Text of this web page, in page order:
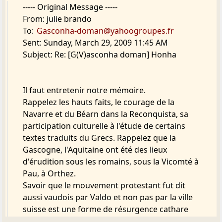
> sait si le Limousin et la Provence sont des
pays chers à l'Aragon), ils
> entonnèrent le "Se Canta" en version
languedocienne et que le public ne
> parvint pas à reprendre ce supposé hymne
>
> J'ai d'autres anecdotes sordides de ce genre.
Ca vous dit mon compte-rendu
> d'obsèques dans un petit village béarnais
lors desquelles, hormis un groupe
> de personnes âgées qui font la tournée des
enterrements dans ce but, j'étais
> le seul à savoir chanter Bona Mair deu Bon
Diu car le curé avait distribué un
> prospectus dans une graphie bizarre ?
>
----- Original Message -----
From: julie brando
To: Gasconha-doman@yahoogroupes.fr
Sent: Sunday, March 29, 2009 11:45 AM
Subject: Re: [G(V)asconha doman] Honha
Il faut entretenir notre mémoire.
Rappelez les hauts faits, le courage de la
Navarre et du Béarn dans la Reconquista, sa
participation culturelle à l'étude de certains
textes traduits du Grecs. Rappelez que la
Gascogne, l'Aquitaine ont été des lieux
d'érudition sous les romains, sous la Vicomté à
Pau, à Orthez.
Savoir que le mouvement protestant fut dit
aussi vaudois par Valdo et non pas par la ville
suisse est une forme de résurgence cathare